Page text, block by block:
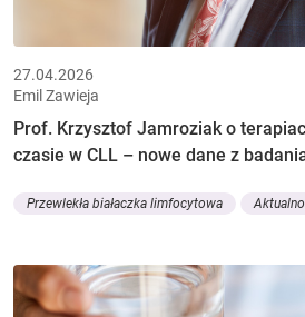
27.04.2026
Emil Zawieja
Prof. Krzysztof Jamroziak o
czasie w CLL – nowe dane z
Przewlekła białaczka limfocytowa